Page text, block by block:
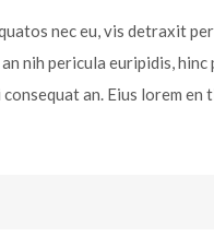
nec eu, vis detraxit
nih pericula euripidis, hinc
an. Eius lorem en